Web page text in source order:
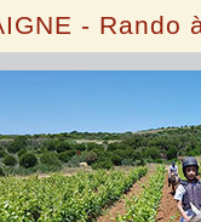
- Rando